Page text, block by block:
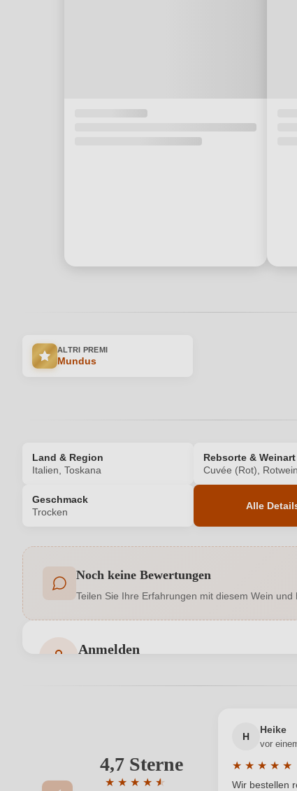
ALTRI PREMI
Mundus
Land & Region
Italien, Toskana
Rebsorte & Weinart
Cuvée (Rot), Rotwein
Geschmack
Trocken
Alle
Allergene
Cuvée-Rebsorten
Region
Noch keine Bewertungen
Teilen Sie Ihre Erfahrungen mit diesem Wein
Anmelden
Ihre E-Mail-Adresse
4,7 Sterne
★ ★ ★ ★ ★
★
H
Heike
vor
★ ★ ★ ★ ★
Wir bestellen